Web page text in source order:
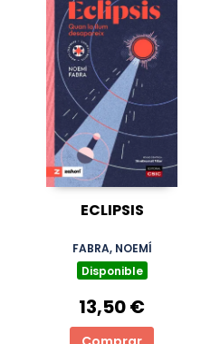
ECLIPSIS
FABRA, NOEMÍ
Disponible
13,50 €